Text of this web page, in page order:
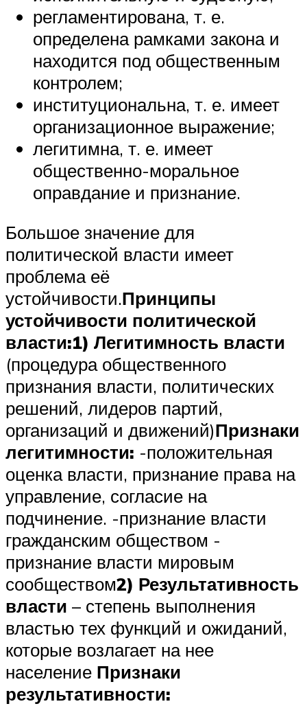
регламентирована, т. е.
определена рамками закона и
находится под общественным
контролем;
институциональна, т. е. имеет
организационное выражение;
легитимна, т. е. имеет
общественно-моральное
оправдание и признание.
Большое значение для
политической власти имеет
проблема её
устойчивости.Принципы
устойчивости политической
власти:1) Легитимность власти
(процедура общественного
признания власти, политических
решений, лидеров партий,
организаций и движений)Признаки
легитимности: -положительная
оценка власти, признание права на
управление, согласие на
подчинение. -признание власти
гражданским обществом -
признание власти мировым
сообществом2) Результативность
власти – степень выполнения
властью тех функций и ожиданий,
которые возлагает на нее
население Признаки
результативности: